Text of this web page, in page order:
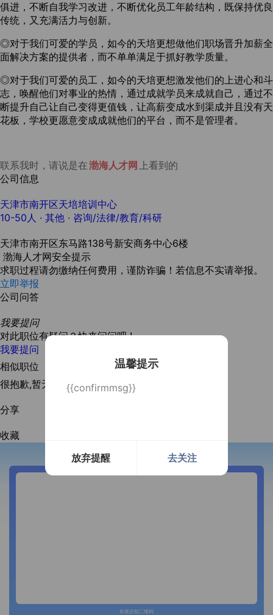
俱进，不断自我学习改进，不断优化员工年龄结构，既保持优良
传统，又充满活力与创新。
◎对于我们可爱的学员，如今的天培更想做他们职场晋升加薪全
面解决方案的提供者，而不单单满足于抓好教学质量。
◎对于我们可爱的员工，如今的天培更想激发他们的上进心和斗
志，唤醒他们对事业的热情，通过成就学员来成就自己，通过不
断提升自己让自己变得更值钱，让高薪变成水到渠成并且没有天
花板，学校更愿意变成成就他们的平台，而不是管理者。
联系我时，请说是在渤海人才网 上看到的
公司信息
天津市南开区天培培训中心
10-50人 · 其他 · 咨询/法律/教育/科研
天津市南开区东马路138号新安商务中心6楼
渤海人才网安全提示
求职过程请勿缴纳任何费用，谨防诈骗！若信息不实请举报。
立即举报
公司问答
我要提问
对此职位有疑问？快来问问吧 !
我要提问
相似职位
很抱歉,暂无相似职位！
分享
收藏
长按识别二维码
温馨提示
{{confirmmsg}}
放弃提醒 去关注